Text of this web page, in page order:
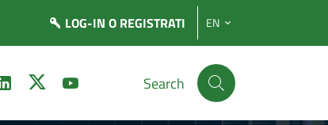
LOG-IN O REGISTRATI EN
Search